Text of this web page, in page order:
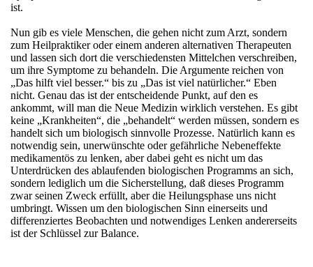
ist.
Nun gib es viele Menschen, die gehen nicht zum Arzt, sondern
zum Heilpraktiker oder einem anderen alternativen Therapeuten
und lassen sich dort die verschiedensten Mittelchen verschreiben,
um ihre Symptome zu behandeln. Die Argumente reichen von
„Das hilft viel besser.“ bis zu „Das ist viel natürlicher.“ Eben
nicht. Genau das ist der entscheidende Punkt, auf den es
ankommt, will man die Neue Medizin wirklich verstehen. Es gibt
keine „Krankheiten“, die „behandelt“ werden müssen, sondern es
handelt sich um biologisch sinnvolle Prozesse. Natürlich kann es
notwendig sein, unerwünschte oder gefährliche Nebeneffekte
medikamentös zu lenken, aber dabei geht es nicht um das
Unterdrücken des ablaufenden biologischen Programms an sich,
sondern lediglich um die Sicherstellung, daß dieses Programm
zwar seinen Zweck erfüllt, aber die Heilungsphase uns nicht
umbringt. Wissen um den biologischen Sinn einerseits und
differenziertes Beobachten und notwendiges Lenken andererseits
ist der Schlüssel zur Balance.